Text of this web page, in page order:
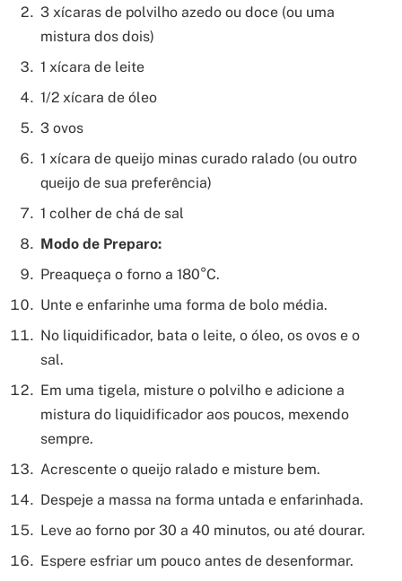
3 xícaras de polvilho azedo ou doce (ou uma
mistura dos dois)
1 xícara de leite
1/2 xícara de óleo
3 ovos
1 xícara de queijo minas curado ralado (ou outro
queijo de sua preferência)
1 colher de chá de sal
Modo de Preparo:
Preaqueça o forno a 180°C.
Unte e enfarinhe uma forma de bolo média.
No liquidificador, bata o leite, o óleo, os ovos e o
sal.
Em uma tigela, misture o polvilho e adicione a
mistura do liquidificador aos poucos, mexendo
sempre.
Acrescente o queijo ralado e misture bem.
Despeje a massa na forma untada e enfarinhada.
Leve ao forno por 30 a 40 minutos, ou até dourar.
Espere esfriar um pouco antes de desenformar.